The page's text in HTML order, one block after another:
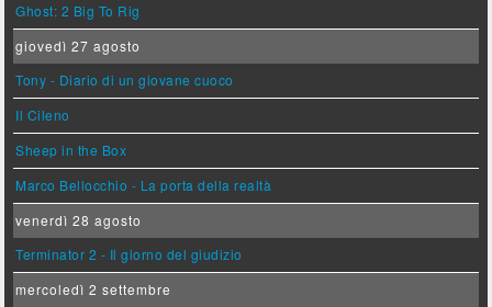
Ghost: 2 Big To Rig
giovedì 27 agosto
Tony - Diario di un giovane cuoco
Il Cileno
Sheep in the Box
Marco Bellocchio - La porta della realtà
venerdì 28 agosto
Terminator 2 - Il giorno del giudizio
mercoledì 2 settembre